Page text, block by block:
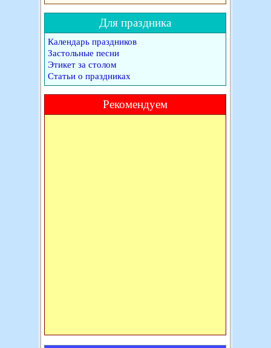
Для праздника
Календарь праздников
Застольные песни
Этикет за столом
Статьи о праздниках
Рекомендуем